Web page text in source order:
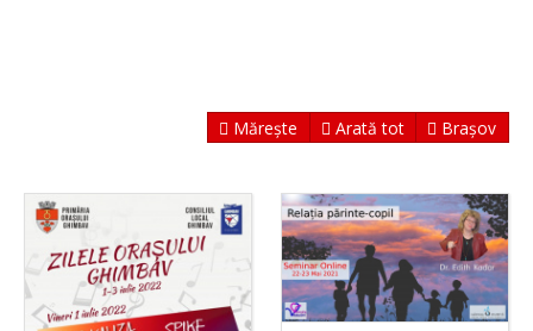
Mărește Arată tot Brașov